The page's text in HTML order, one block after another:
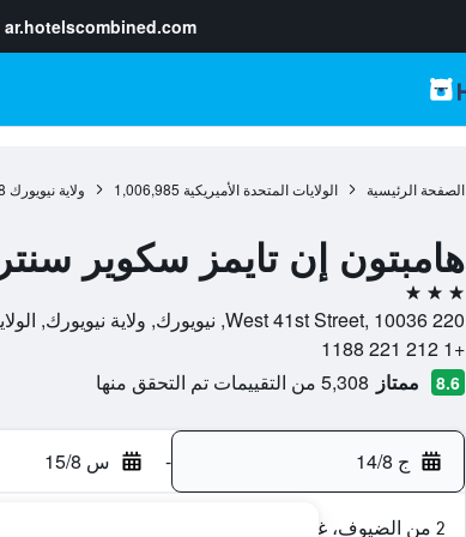
ar.hotelscombined.com
الصفحة الرئيسية الولايات المتحدة الأميريكية 1,006,985 ولاية نيويورك
هامبتون إن تايمز سكوير
3 نجوم
220 West 41st Street, 10036, نيويورك, ولاية نيويورك, الولايات المتحدة الأميريكية
+1 212 221 1188
8.6 ممتاز 5,308 من التقييمات تم التحقق منها
ج 14/8 - س 15/8
2 من الضيوف، غرفة واحدة